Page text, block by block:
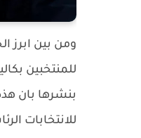
ومن بين ابرز
للمنتخبين
بنشرها بان
للانتخابات